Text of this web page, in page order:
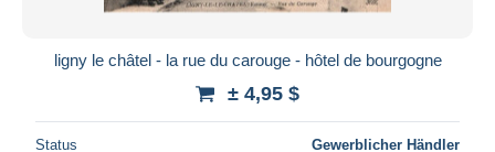
ligny le châtel - la rue du carouge - hôtel de bourgogne
± 4,95 $
Status Gewerblicher Händler